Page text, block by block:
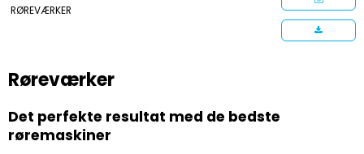
RØREVÆRKER
Røreværker
Det perfekte resultat med de bedste
røremaskiner